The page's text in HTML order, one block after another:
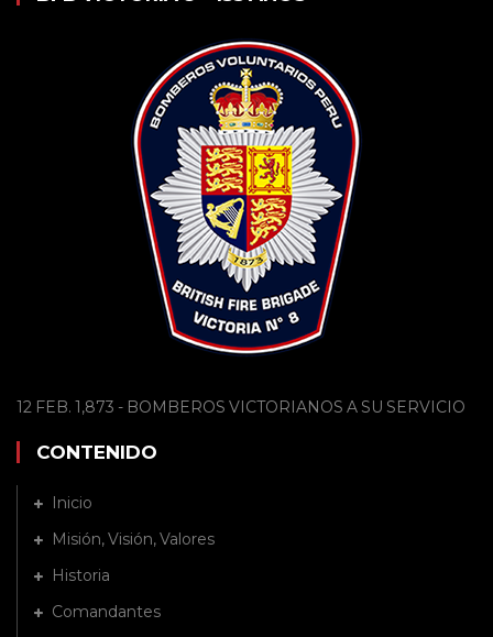
12 FEB. 1,873 - BOMBEROS VICTORIANOS A SU SERVICIO
CONTENIDO
Inicio
Misión, Visión, Valores
Historia
Comandantes